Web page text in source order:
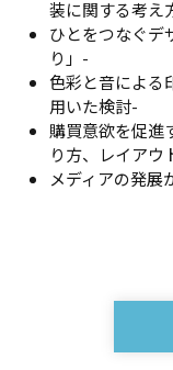
装に関する考え
ひとをつなぐデ
り」-
色彩と音による
用いた検討-
購買意欲を促進
り方、レイアウ
メディアの発展